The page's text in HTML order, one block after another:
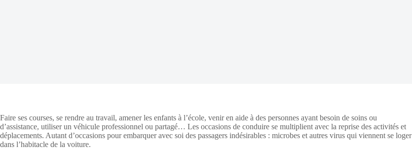
Faire ses courses, se rendre au travail, amener les enfants à l’école, venir en aide à des personnes ayant besoin de soins ou
d’assistance, utiliser un véhicule professionnel ou partagé… Les occasions de conduire se multiplient avec la reprise des activités et
déplacements. Autant d’occasions pour embarquer avec soi des passagers indésirables : microbes et autres virus qui viennent se loger
dans l’habitacle de la voiture.